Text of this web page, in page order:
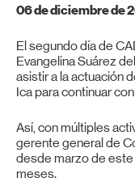
06 de diciembre de
El segundo día de
Evangelina Suárez
asistir a la actuación
Ica para continuar
Así, con múltiples
gerente general de
desde marzo de este
meses.